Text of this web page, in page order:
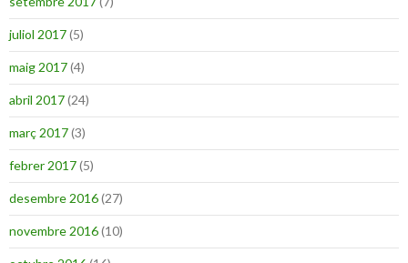
juliol 2017(5)
maig 2017(4)
abril 2017(24)
març 2017(3)
febrer 2017(5)
desembre 2016(27)
novembre 2016(10)